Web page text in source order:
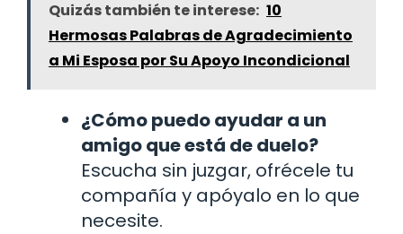
Quizás también te interese: 10
Hermosas Palabras de Agradecimiento
a Mi Esposa por Su Apoyo Incondicional
¿Cómo puedo ayudar a un
amigo que está de duelo?
Escucha sin juzgar, ofrécele tu
compañía y apóyalo en lo que
necesite.